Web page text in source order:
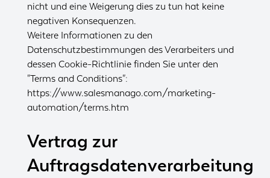
nicht und eine Weigerung dies zu tun hat keine
negativen Konsequenzen.
Weitere Informationen zu den
Datenschutzbestimmungen des Verarbeiters und
dessen Cookie-Richtlinie finden Sie unter den
"Terms and Conditions":
https://www.salesmanago.com/marketing-
automation/terms.htm
Vertrag zur
Auftragsdatenverarbeitung